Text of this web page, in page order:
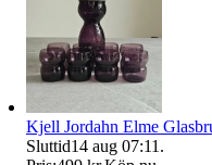
Kjell Jordahn Elme
Sluttid14 aug 07:11 .